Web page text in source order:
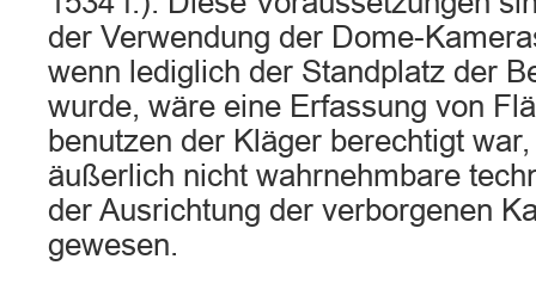
der Verwendung der Dome-
wenn lediglich der Standplatz der
wurde, wäre eine Erfassung von
benutzen der Kläger berechtigt
äußerlich nicht wahrnehmbare
der Ausrichtung der verborgenen
gewesen.